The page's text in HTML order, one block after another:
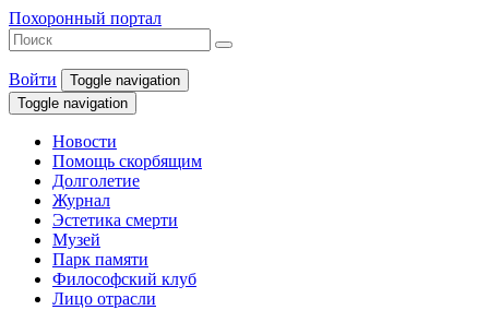
Похоронный портал
Войти
Toggle navigation
Toggle navigation
Новости
Помощь скорбящим
Долголетие
Журнал
Эстетика смерти
Музей
Парк памяти
Философский клуб
Лицо отрасли